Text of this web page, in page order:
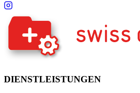
DIENSTLEISTUNGEN